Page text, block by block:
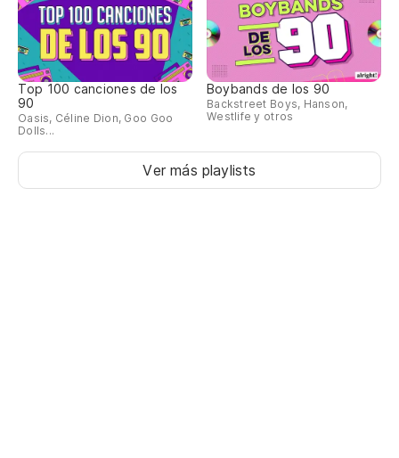
Top 100 canciones de los
90
Oasis, Céline Dion, Goo Goo
Dolls...
Boybands de los 90
Backstreet Boys, Hanson,
Westlife y otros
Ver más playlists